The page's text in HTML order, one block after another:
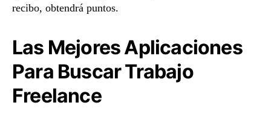
recibo, obtendrá puntos.
Las Mejores Aplicaciones
Para Buscar Trabajo
Freelance